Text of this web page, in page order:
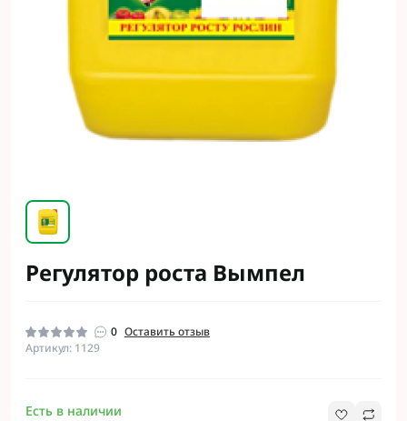
Регулятор роста Вымпел
0 Оставить отзыв
Артикул: 1129
Есть в наличии